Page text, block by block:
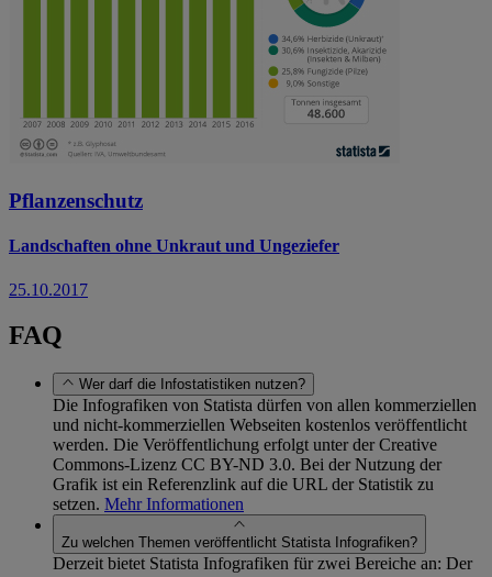
Pflanzenschutz
Landschaften ohne Unkraut und Ungeziefer
25.10.2017
FAQ
Wer darf die Infostatistiken nutzen?
Die Infografiken von Statista dürfen von allen kommerziellen
und nicht-kommerziellen Webseiten kostenlos veröffentlicht
werden. Die Veröffentlichung erfolgt unter der Creative
Commons-Lizenz CC BY-ND 3.0. Bei der Nutzung der
Grafik ist ein Referenzlink auf die URL der Statistik zu
setzen. Mehr Informationen
Zu welchen Themen veröffentlicht Statista Infografiken?
Derzeit bietet Statista Infografiken für zwei Bereiche an: Der